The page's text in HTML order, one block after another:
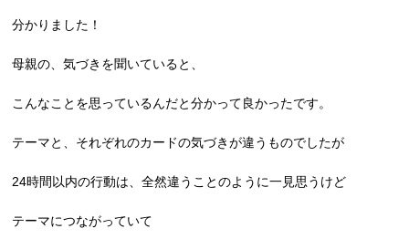
分かりました！
母親の、気づきを聞いていると、
こんなことを思っているんだと分かって良かったです。
テーマと、それぞれのカードの気づきが違うものでしたが
24時間以内の行動は、全然違うことのように一見思うけど
テーマにつながっていて